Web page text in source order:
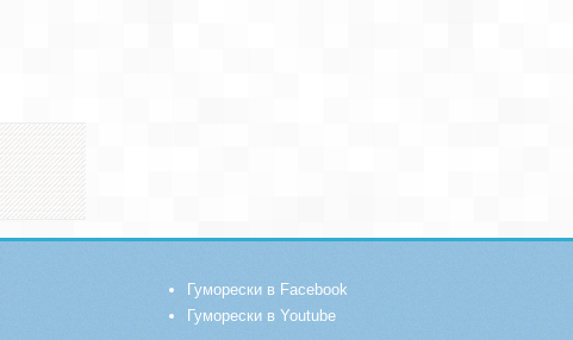
Гуморески в Facebook
Гуморески в Youtube